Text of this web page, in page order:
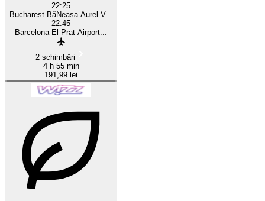
22:25
Bucharest BăNeasa Aurel V...
22:45
Barcelona El Prat Airport...
2 schimbări
4 h 55 min
191,99 lei